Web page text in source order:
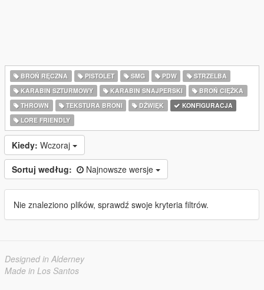
BROŃ RĘCZNA PISTOLET SMG PDW
STRZELBA
KARABIN SZTURMOWY
KARABIN SNAJPERSKI
BROŃ CIĘŻKA
THROWN
TEKSTURA BRONI DŹWIĘK
KONFIGURACJA
LORE FRIENDLY
Kiedy: Wczoraj
Sortuj według: Najnowsze wersje
Nie znaleziono plików, sprawdź swoje kryteria filtrów.
Designed in Alderney
Made in Los Santos